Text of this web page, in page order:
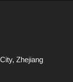
Zhejiang